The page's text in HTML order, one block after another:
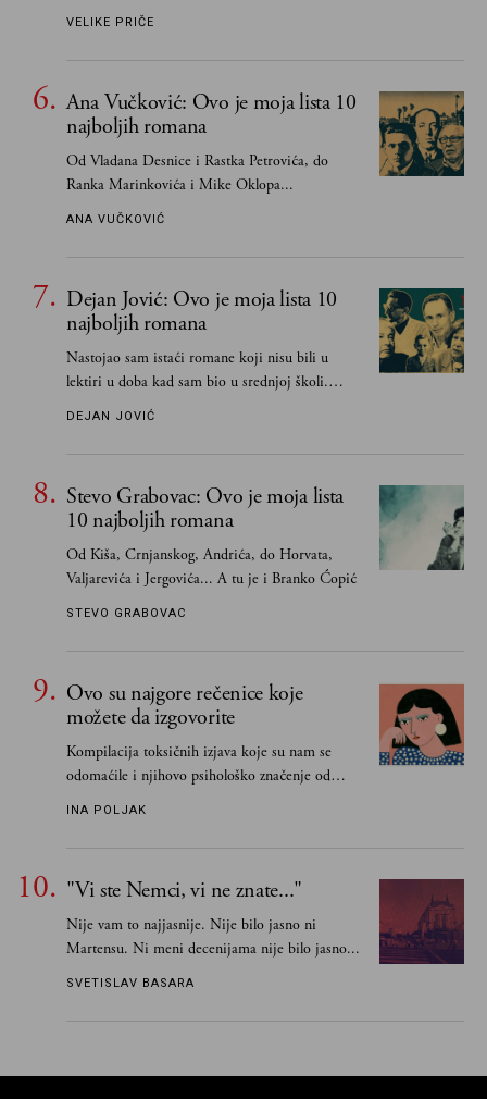
VELIKE PRIČE
Ana Vučković: Ovo je moja lista 10
najboljih romana
Od Vladana Desnice i Rastka Petrovića, do
Ranka Marinkovića i Mike Oklopa...
ANA VUČKOVIĆ
Dejan Jović: Ovo je moja lista 10
najboljih romana
Nastojao sam istaći romane koji nisu bili u
lektiri u doba kad sam bio u srednjoj školi.
Smatrao sam da su "klasici" već dovoljno
DEJAN JOVIĆ
Stevo Grabovac: Ovo je moja lista
10 najboljih romana
Od Kiša, Crnjanskog, Andrića, do Horvata,
Valjarevića i Jergovića... A tu je i Branko Ćopić
STEVO GRABOVAC
Ovo su najgore rečenice koje
možete da izgovorite
Kompilacija toksičnih izjava koje su nam se
odomaćile i njihovo psihološko značenje od
INA POLJAK
"Vi ste Nemci, vi ne znate..."
Nije vam to najjasnije. Nije bilo jasno ni
Martensu. Ni meni decenijama nije bilo jasno...
SVETISLAV BASARA